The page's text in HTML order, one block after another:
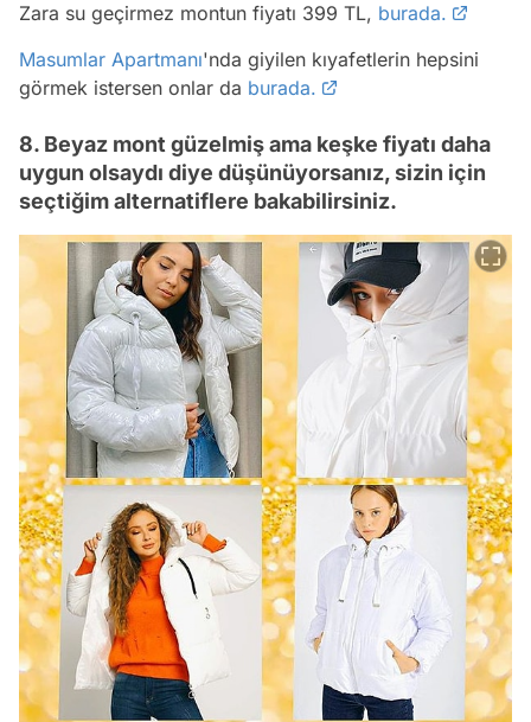
Zara su geçirmez montun fiyatı 399 TL, burada.
Masumlar Apartmanı'nda giyilen kıyafetlerin hepsini
görmek istersen onlar da burada.
8. Beyaz mont güzelmiş ama keşke fiyatı daha
uygun olsaydı diye düşünüyorsanız, sizin için
seçtiğim alternatiflere bakabilirsiniz.